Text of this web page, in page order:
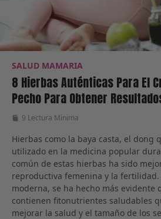
SALUD MAMARIA
8 Hierbas Auténticas Para El
Pecho Para Obtener
9 Lectura Mínima
Hierbas como la baya casta, el dong
utilizado en la medicina popular
común de estas hierbas ha sido
reproductiva femenina y la fertilidad.
moderna, se ha hecho más evidente
contienen fitonutrientes saludables
mejorar la salud y el tamaño de los